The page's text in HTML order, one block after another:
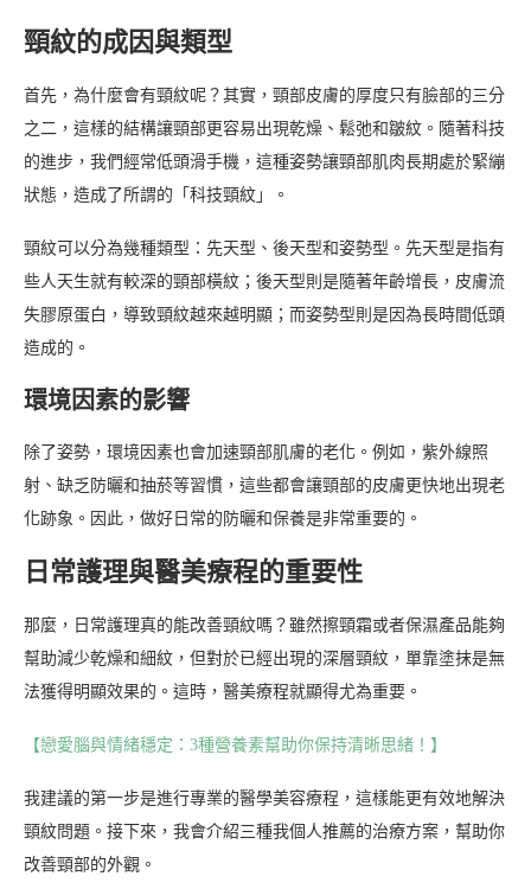
頸紋的成因與類型
首先，為什麼會有頸紋呢？其實，頸部皮膚的厚度只有臉部的三分
之二，這樣的結構讓頸部更容易出現乾燥、鬆弛和皺紋。隨著科技
的進步，我們經常低頭滑手機，這種姿勢讓頸部肌肉長期處於緊繃
狀態，造成了所謂的「科技頸紋」。
頸紋可以分為幾種類型：先天型、後天型和姿勢型。先天型是指有
些人天生就有較深的頸部橫紋；後天型則是隨著年齡增長，皮膚流
失膠原蛋白，導致頸紋越來越明顯；而姿勢型則是因為長時間低頭
造成的。
環境因素的影響
除了姿勢，環境因素也會加速頸部肌膚的老化。例如，紫外線照
射、缺乏防曬和抽菸等習慣，這些都會讓頸部的皮膚更快地出現老
化跡象。因此，做好日常的防曬和保養是非常重要的。
日常護理與醫美療程的重要性
那麼，日常護理真的能改善頸紋嗎？雖然擦頸霜或者保濕產品能夠
幫助減少乾燥和細紋，但對於已經出現的深層頸紋，單靠塗抹是無
法獲得明顯效果的。這時，醫美療程就顯得尤為重要。
【戀愛腦與情緒穩定：3種營養素幫助你保持清晰思緒！】
我建議的第一步是進行專業的醫學美容療程，這樣能更有效地解決
頸紋問題。接下來，我會介紹三種我個人推薦的治療方案，幫助你
改善頸部的外觀。